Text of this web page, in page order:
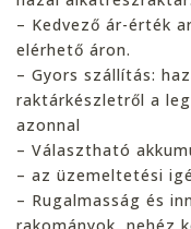
– Kedvező ár-érték
elérhető áron.
– Gyors szállítás:
raktárkészletről a
azonnal
– Választható
– az üzemeltetési
– Rugalmasság és